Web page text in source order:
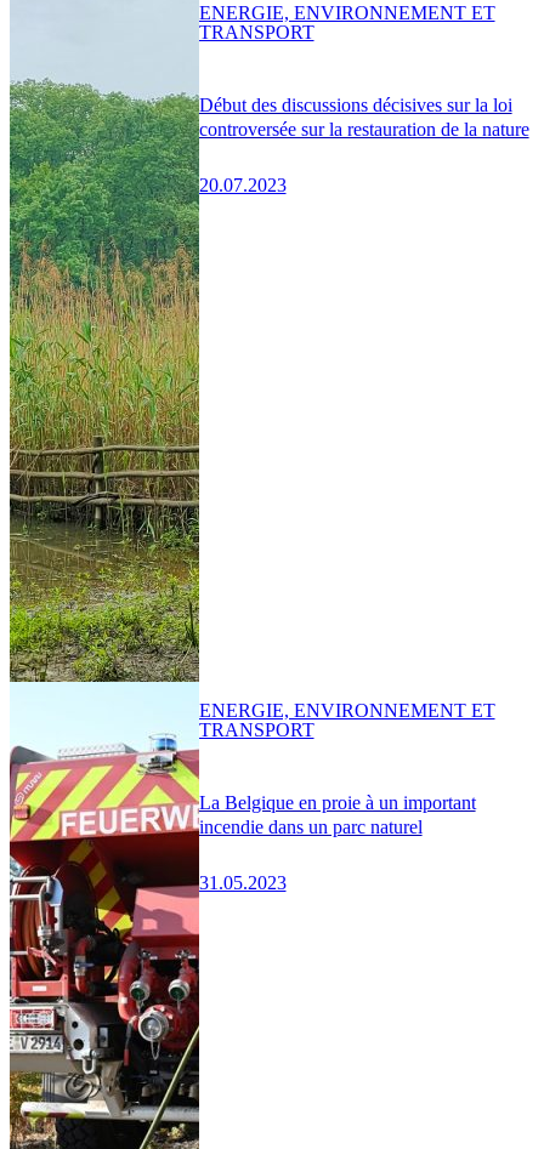
Début des discussions décisives sur la loi
controversée sur la restauration de la nature
20.07.2023
ENERGIE, ENVIRONNEMENT ET
TRANSPORT
La Belgique en proie à un important
incendie dans un parc naturel
31.05.2023
ENERGIE, ENVIRONNEMENT ET
TRANSPORT